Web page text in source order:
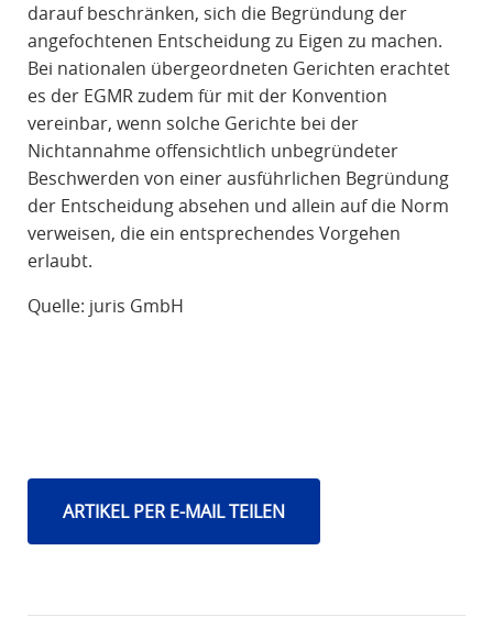
darauf beschränken, sich die Begründung der
angefochtenen Entscheidung zu Eigen zu machen.
Bei nationalen übergeordneten Gerichten erachtet
es der EGMR zudem für mit der Konvention
vereinbar, wenn solche Gerichte bei der
Nichtannahme offensichtlich unbegründeter
Beschwerden von einer ausführlichen Begründung
der Entscheidung absehen und allein auf die Norm
verweisen, die ein entsprechendes Vorgehen
erlaubt.
Quelle: juris GmbH
ARTIKEL PER E-MAIL TEILEN